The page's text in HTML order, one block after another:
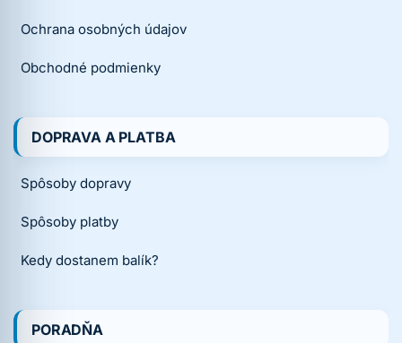
Ochrana osobných údajov
Obchodné podmienky
DOPRAVA A PLATBA
Spôsoby dopravy
Spôsoby platby
Kedy dostanem balík?
PORADŇA